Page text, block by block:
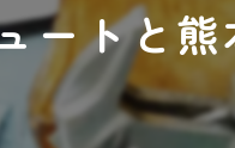
ートと